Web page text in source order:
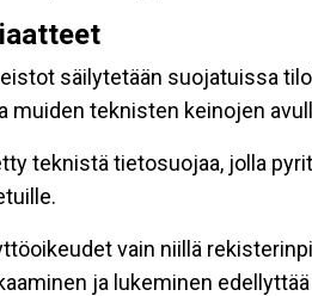
säilytetään suojatuissa
muiden teknisten keinojen
teknistä tietosuojaa, jolla
vain niillä
ja lukeminen